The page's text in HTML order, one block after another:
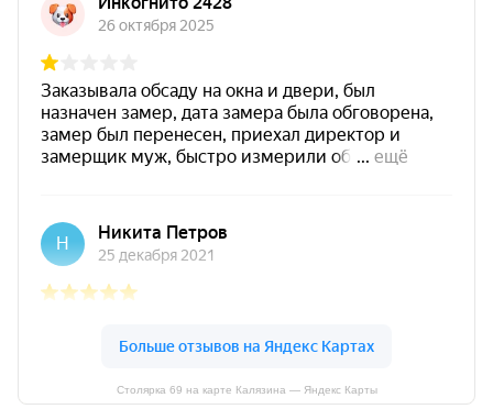
Столярка 69 на карте Калязина — Яндекс Карты